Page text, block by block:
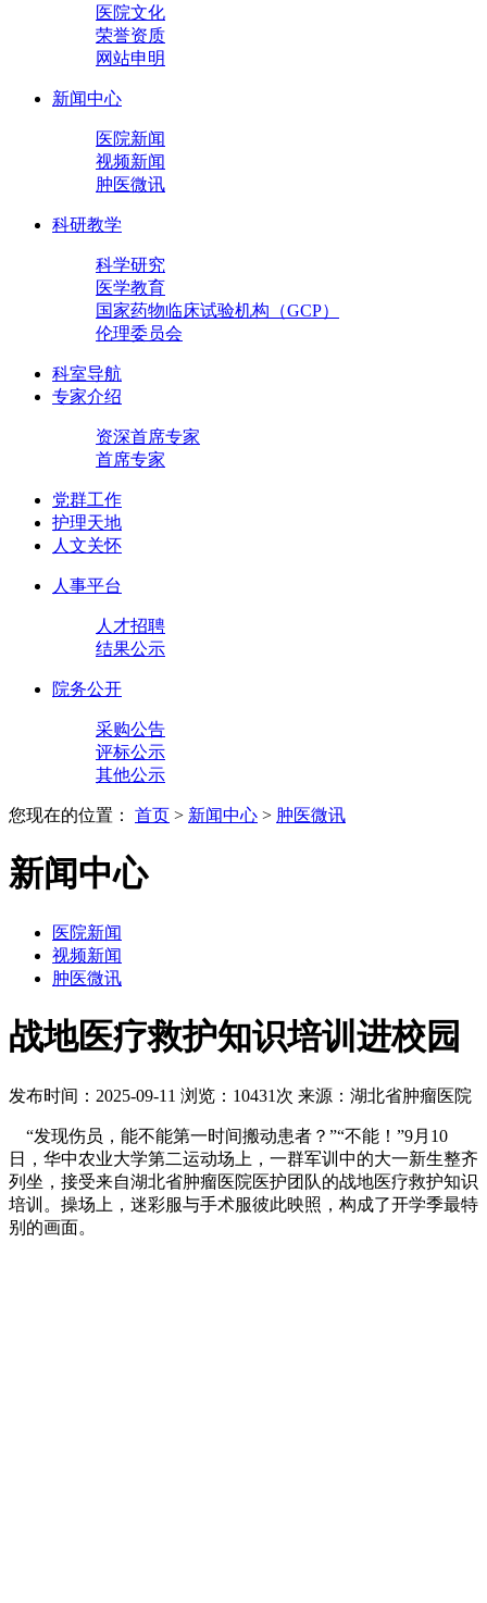
医院文化
荣誉资质
网站申明
新闻中心
医院新闻
视频新闻
肿医微讯
科研教学
科学研究
医学教育
国家药物临床试验机构（GCP）
伦理委员会
科室导航
专家介绍
资深首席专家
首席专家
党群工作
护理天地
人文关怀
人事平台
人才招聘
结果公示
院务公开
采购公告
评标公示
其他公示
您现在的位置： 首页 > 新闻中心 > 肿医微讯
新闻中心
医院新闻
视频新闻
肿医微讯
战地医疗救护知识培训进校园
发布时间：2025-09-11 浏览：10431次 来源：湖北省肿瘤医院
“发现伤员，能不能第一时间搬动患者？”“不能！”9月10
日，华中农业大学第二运动场上，一群军训中的大一新生整齐
列坐，接受来自湖北省肿瘤医院医护团队的战地医疗救护知识
培训。操场上，迷彩服与手术服彼此映照，构成了开学季最特
别的画面。